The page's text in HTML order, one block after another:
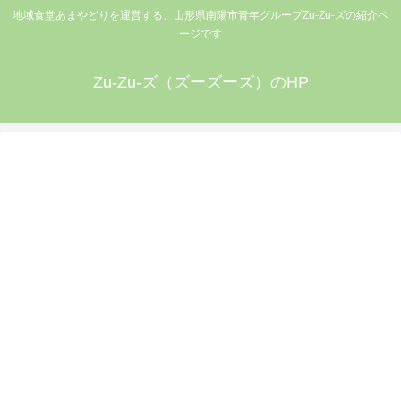
地域食堂あまやどりを運営する、山形県南陽市青年グループZu-Zu-ズの紹介ペ
ージです
Zu-Zu-ズ（ズーズーズ）のHP